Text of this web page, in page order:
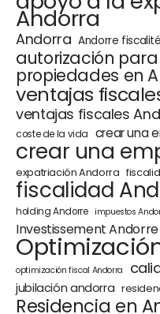
Andorra
Andorra Andorre fiscalité
autorización
propiedades en
ventajas
ventajas fiscales
coste de la vida crear una
crear una
expatriación Andorra
fiscalidad
holding Andorre impuestos
Investissement Andorre
optimización fiscal Andorra
jubilación andorra
Residencia en